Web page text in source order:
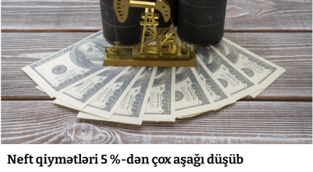
Neft qiymətləri 5 %-dən çox aşağı düşüb